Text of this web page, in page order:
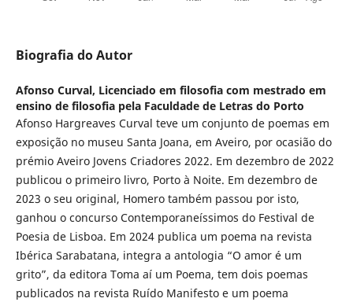
Biografia do Autor
Afonso Curval, Licenciado em filosofia com mestrado em
ensino de filosofia pela Faculdade de Letras do Porto
Afonso Hargreaves Curval teve um conjunto de poemas em
exposição no museu Santa Joana, em Aveiro, por ocasião do
prémio Aveiro Jovens Criadores 2022. Em dezembro de 2022
publicou o primeiro livro, Porto à Noite. Em dezembro de
2023 o seu original, Homero também passou por isto,
ganhou o concurso Contemporaneíssimos do Festival de
Poesia de Lisboa. Em 2024 publica um poema na revista
Ibérica Sarabatana, integra a antologia “O amor é um
grito”, da editora Toma aí um Poema, tem dois poemas
publicados na revista Ruído Manifesto e um poema